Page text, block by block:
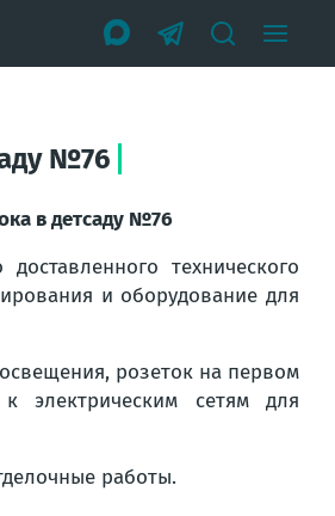
№76
в детсаду №76
технического
и оборудование для
розеток на первом
электрическим сетям для
работы.